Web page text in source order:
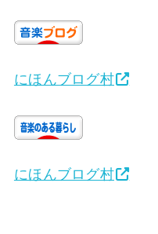
にほんブログ村
にほんブログ村